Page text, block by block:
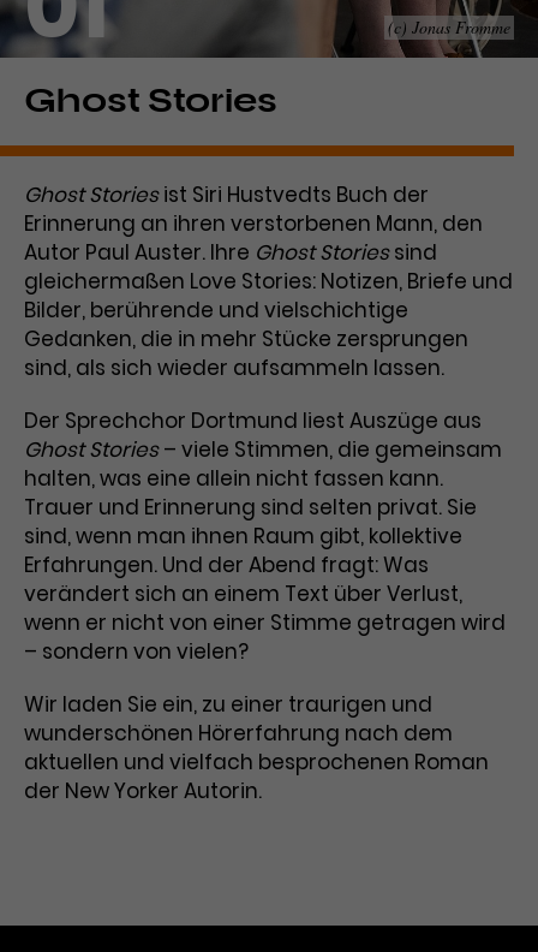
Laufzeit
Zweck
Dieses Cookie wird von Google
Analytics installiert. Das Cookie
wird verwendet, um Informationen
Besucher*innen eine Website
nutzen, und hilft bei der Erstellung
eines Analyseberichts über die
Performance der Website. Die
erhobenen Daten umfassen in
anonymisierter Form die Anzahl
der Besuche, die Quelle, aus der sie
Seiten.
Name _gat_UA-63561367-1
Anbieter Google Analytics
Laufzeit 1 Minute
Zweck
gesetztes Cookie. Bestimmte
Daten werden nur maximal einmal
pro Minute an Google Analytics
gesendet. Solange es gesetzt ist,
Name _gcl_aw
Anbieter Google Ads
Laufzeit 3 Monate
Zweck
Dieses Cookie speichert
Informationen zu Werbeklicks und
dient der Zuordnung von
Conversions zu Google Ads-
Kampagnen.
Name _gcl_dc
Anbieter Google / DoubleClick
Laufzeit 3 Monate
Dieses Cookie wird verwendet, um
Nutzerinteraktionen mit
Remarketing-Funktionen
bereitzustellen.
(c) Jonas Fromme
Ghost Stories
Ghost Storiesist Siri Hustvedts Buch der
Erinnerung an ihren verstorbenen Mann, den
Autor Paul Auster. Ihre Ghost Storiessind
gleichermaßen Love Stories: Notizen, Briefe und
Bilder, berührende und vielschichtige
Gedanken, die in mehr Stücke zersprungen
sind, als sich wieder aufsammeln lassen.
Der Sprechchor Dortmund liest Auszüge aus
Ghost Stories– viele Stimmen, die gemeinsam
halten, was eine allein nicht fassen kann.
Trauer und Erinnerung sind selten privat. Sie
sind, wenn man ihnen Raum gibt, kollektive
Erfahrungen. Und der Abend fragt: Was
verändert sich an einem Text über Verlust,
wenn er nicht von einer Stimme getragen wird
– sondern von vielen?
Wir laden Sie ein, zu einer traurigen und
wunderschönen Hörerfahrung nach dem
aktuellen und vielfach besprochenen Roman
der New Yorker Autorin.